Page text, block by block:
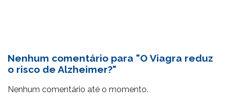
Nenhum comentário para "O Viagra reduz
o risco de Alzheimer?"
Nenhum comentário até o momento.